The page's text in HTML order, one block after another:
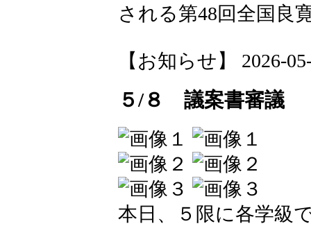
される第48回全国良
【お知らせ】 2026-
５/８ 議案書審議
本日、５限に各学級